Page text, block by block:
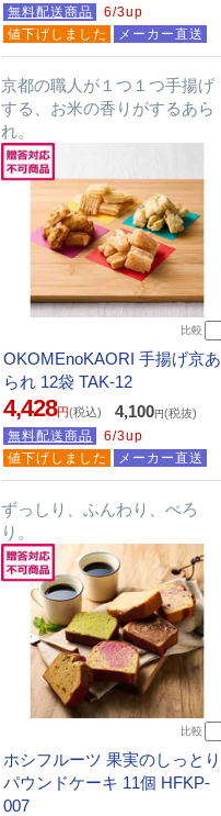
無料配送商品
6/3up
値下げしました
メーカー直送
京都の職人が１つ１つ手揚げ
する、お米の香りがするあら
れ。
比較
OKOMEnoKAORI 手揚げ京あ
られ 12袋 TAK-12
4,428円(税込) 4,100円(税抜)
無料配送商品
6/3up
値下げしました
メーカー直送
ずっしり、ふんわり、ぺろ
り。
比較
ホシフルーツ 果実のしっとり
パウンドケーキ 11個 HFKP-
007